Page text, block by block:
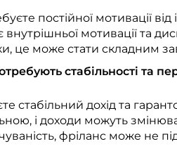
постійної мотивації
внутрішньої мотивації та
це може стати складним
стабільності та
стабільний дохід та
і доходи можуть
фріланс може не